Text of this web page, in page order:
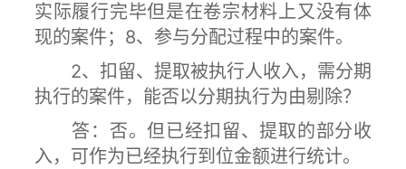
实际履行完毕但是在卷宗材料上又没有体
现的案件；8、参与分配过程中的案件。
2、扣留、提取被执行人收入，需分期
执行的案件，能否以分期执行为由剔除？
答：否。但已经扣留、提取的部分收
入，可作为已经执行到位金额进行统计。